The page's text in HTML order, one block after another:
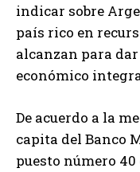
indicar sobre
país rico en
alcanzan para
económico
De acuerdo a la
capita del Banco
puesto número